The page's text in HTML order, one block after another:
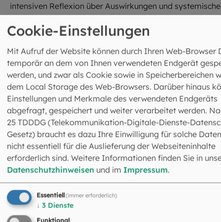
intensiven Reflexion über Auswirkungen und systemische
Ursachen des Missbrauchs bot Kardinal Marx 2021 Papst
Franziskus seinenVerzicht auf das Amt als Erzbischof
, den dieser jedoch
ablehnte.
Zentrale Wirkungsfelder im
Erzbistum München und
Zur Aufarbeitung gehört für Kardinal Marx auch der
Kampf gegen das Vergessen“, wie er sagt, im Sinne der
Seelsorge und Begegnung. Immer wieder sucht er den
direkten persönlichen Kontakt mit Betroffenen. Seit 2010
wurden Maßnahmen zur Prävention, Intervention und
Seelsorge in der Erzdiözese etabliert, 2020 rief Marx als
besonderes Zeichen seineStiftung „Spes et Salus“
Leben, die Betroffene in ihrer Suche nach geistlicher
Beheimatung unterstützen soll.
Cookie-Einstellungen
Mit Aufruf der Website können durch Ihren Web-Browser
temporär an dem von Ihnen verwendeten Endgerät
werden, und zwar als Cookie sowie in Speicherbereichen
dem Local Storage des Web-Browsers. Darüber hinaus
Einstellungen und Merkmale des verwendeten Endgeräts
abgefragt, gespeichert und weiter verarbeitet werden.
25 TDDDG (Telekommunikation-Digitale-Dienste-
Gesetz) braucht es dazu Ihre Einwilligung für solche
nicht essentiell für die Auslieferung der Webseiteninhalte
erforderlich sind. Weitere Informationen finden Sie in
Datenschutzhinweisen und im Impressum.
Essentiell(immer erforderlich)
↓ 3 Dienste
Funktional